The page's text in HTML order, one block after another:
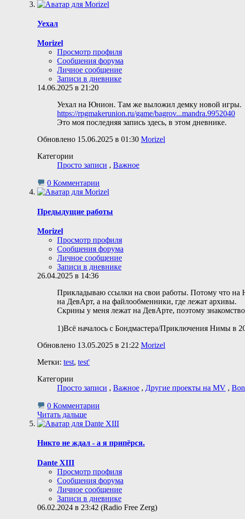
Уехал
Morizel
Просмотр профиля
Сообщения форума
Личное сообщение
Записи в дневнике
14.06.2025 в 21:20
Уехал на Юнион. Там же выложил демку новой игры.
https://rpgmakerunion.ru/game/bagrov...mandra.9952040
Это моя последняя запись здесь, в этом дневнике.
Обновлено 15.06.2025 в 01:30 Morizel
Категории
Просто записи , Важное
0 Комментарии
Предыдущие работы
Morizel
Просмотр профиля
Сообщения форума
Личное сообщение
Записи в дневнике
26.04.2025 в 14:36
Прикладываю ссылки на свои работы. Потому что на
на ДевАрт, а на файлообменники, где лежат архивы.
Скрины у меня лежат на ДевАрте, поэтому
1)Всё началось с Бондмастера/Приключения Нимы в
Обновлено 13.05.2025 в 21:22 Morizel
Метки: test, test'
Категории
Просто записи , Важное , Другие проекты на MV ,
0 Комментарии
Читать дальше
Никто не ждал - а я припёрся.
Dante XIII
Просмотр профиля
Сообщения форума
Личное сообщение
Записи в дневнике
06.02.2024 в 23:42 (Radio Free Zerg)